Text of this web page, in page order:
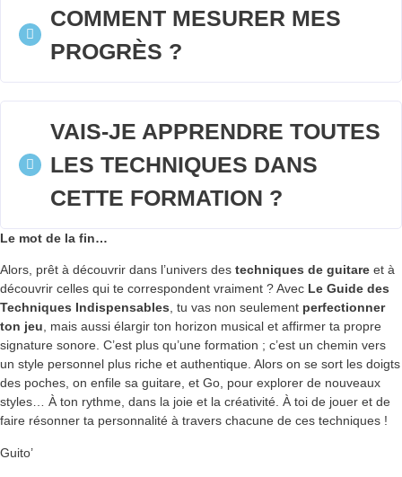
COMMENT MESURER MES
PROGRÈS ?
VAIS-JE APPRENDRE TOUTES
LES TECHNIQUES DANS
CETTE FORMATION ?
Le mot de la fin…
Alors, prêt à découvrir dans l’univers des techniques de guitare et à
découvrir celles qui te correspondent vraiment ? Avec Le Guide des
Techniques Indispensables , tu vas non seulement perfectionner
ton jeu , mais aussi élargir ton horizon musical et affirmer ta propre
signature sonore. C’est plus qu’une formation ; c’est un chemin vers
un style personnel plus riche et authentique. Alors on se sort les doigts
des poches, on enfile sa guitare, et Go, pour explorer de nouveaux
styles… À ton rythme, dans la joie et la créativité. À toi de jouer et de
faire résonner ta personnalité à travers chacune de ces techniques !
Guito’